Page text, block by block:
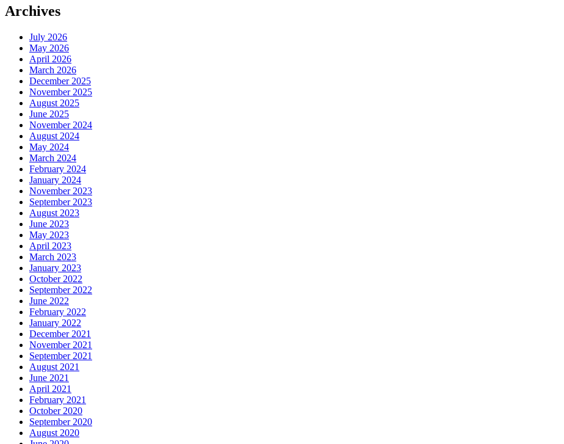
Archives
July 2026
May 2026
April 2026
March 2026
December 2025
November 2025
August 2025
June 2025
November 2024
August 2024
May 2024
March 2024
February 2024
January 2024
November 2023
September 2023
August 2023
June 2023
May 2023
April 2023
March 2023
January 2023
October 2022
September 2022
June 2022
February 2022
January 2022
December 2021
November 2021
September 2021
August 2021
June 2021
April 2021
February 2021
October 2020
September 2020
August 2020